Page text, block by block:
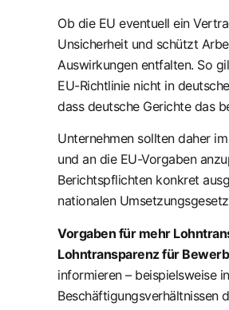
Ob die EU eventuell ein
Unsicherheit und schützt
Auswirkungen entfalten. So
EU-Richtlinie nicht in
dass deutsche Gerichte das
Unternehmen sollten daher
und an die EU-Vorgaben
Berichtspflichten konkret
nationalen
Vorgaben für mehr
Lohntransparenz für
informieren – beispielsweise
Beschäftigungsverhältnissen